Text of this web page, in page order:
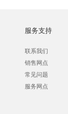
服务支持
联系我们
销售网点
常见问题
服务网点